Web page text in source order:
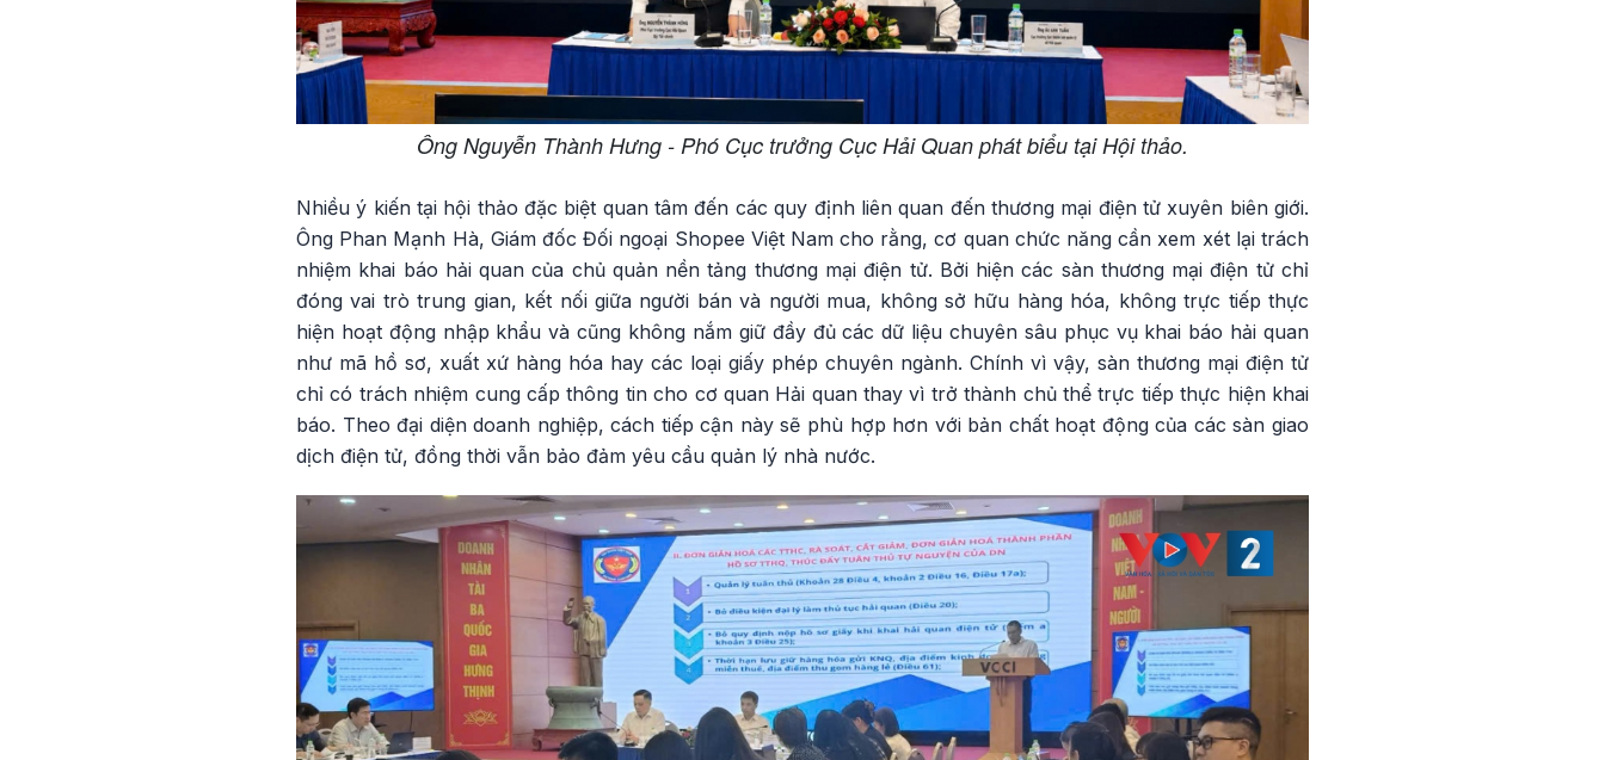
Ông Nguyễn Thành Hưng - Phó Cục trưởng Cục Hải Quan phát biểu tại Hội thảo.
Nhiều ý kiến tại hội thảo đặc biệt quan tâm đến các quy định liên quan đến thương mại điện tử xuyên biên giới.
Ông Phan Mạnh Hà, Giám đốc Đối ngoại Shopee Việt Nam cho rằng, cơ quan chức năng cần xem xét lại trách
nhiệm khai báo hải quan của chủ quản nền tảng thương mại điện tử. Bởi hiện các sàn thương mại điện tử chỉ
đóng vai trò trung gian, kết nối giữa người bán và người mua, không sở hữu hàng hóa, không trực tiếp thực
hiện hoạt động nhập khẩu và cũng không nắm giữ đầy đủ các dữ liệu chuyên sâu phục vụ khai báo hải quan
như mã hồ sơ, xuất xứ hàng hóa hay các loại giấy phép chuyên ngành. Chính vì vậy, sàn thương mại điện tử
chỉ có trách nhiệm cung cấp thông tin cho cơ quan Hải quan thay vì trở thành chủ thể trực tiếp thực hiện khai
báo. Theo đại diện doanh nghiệp, cách tiếp cận này sẽ phù hợp hơn với bản chất hoạt động của các sàn giao
dịch điện tử, đồng thời vẫn bảo đảm yêu cầu quản lý nhà nước.